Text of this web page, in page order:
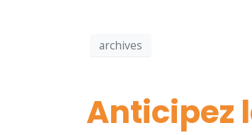
archives
Anticipez